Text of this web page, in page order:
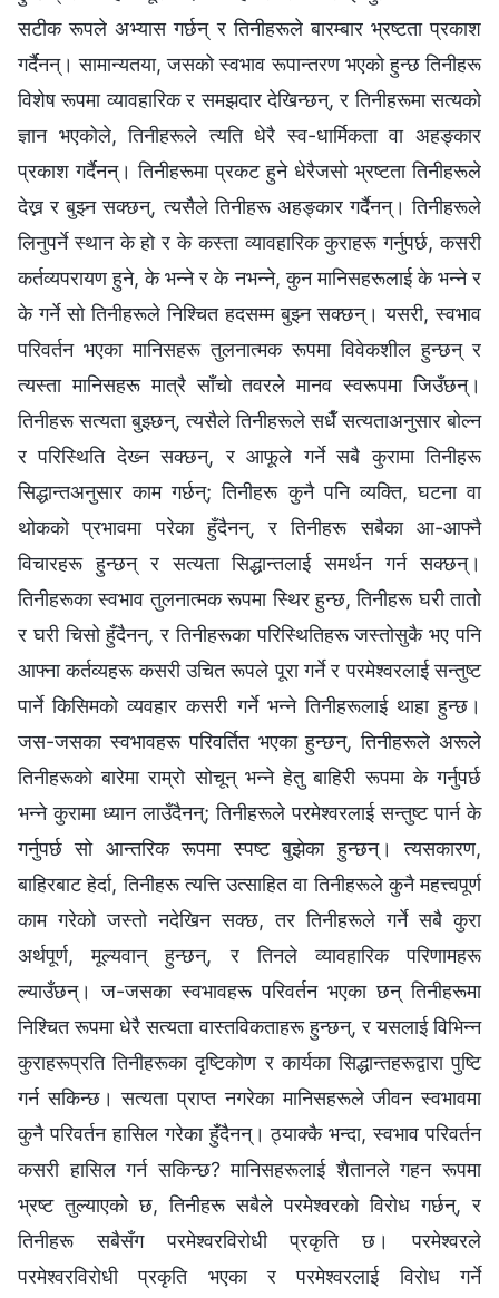
सटीक रूपले अभ्यास गर्छन् र तिनीहरूले बारम्बार भ्रष्टता प्रकाश
गर्दैनन्। सामान्यतया, जसको स्वभाव रूपान्तरण भएको हुन्छ तिनीहरू
विशेष रूपमा व्यावहारिक र समझदार देखिन्छन्, र तिनीहरूमा सत्यको
ज्ञान भएकोले, तिनीहरूले त्यति धेरै स्व-धार्मिकता वा अहङ्कार
प्रकाश गर्दैनन्। तिनीहरूमा प्रकट हुने धेरैजसो भ्रष्टता तिनीहरूले
देख्न र बुझ्न सक्छन्, त्यसैले तिनीहरू अहङ्कार गर्दैनन्। तिनीहरूले
लिनुपर्ने स्थान के हो र के कस्ता व्यावहारिक कुराहरू गर्नुपर्छ, कसरी
कर्तव्यपरायण हुने, के भन्‍ने र के नभन्‍ने, कुन मानिसहरूलाई के भन्‍ने र
के गर्ने सो तिनीहरूले निश्‍चित हदसम्म बुझ्न सक्छन्। यसरी, स्वभाव
परिवर्तन भएका मानिसहरू तुलनात्मक रूपमा विवेकशील हुन्छन् र
त्यस्ता मानिसहरू मात्रै साँचो तवरले मानव स्वरूपमा जिउँछन्।
तिनीहरू सत्यता बुझ्छन्, त्यसैले तिनीहरूले सधैँ सत्यताअनुसार बोल्न
र परिस्थिति देख्‍न सक्छन्, र आफूले गर्ने सबै कुरामा तिनीहरू
सिद्धान्तअनुसार काम गर्छन्; तिनीहरू कुनै पनि व्यक्ति, घटना वा
थोकको प्रभावमा परेका हुँदैनन्, र तिनीहरू सबैका आ-आफ्नै
विचारहरू हुन्छन् र सत्यता सिद्धान्तलाई समर्थन गर्न सक्छन्।
तिनीहरूका स्वभाव तुलनात्मक रूपमा स्थिर हुन्छ, तिनीहरू घरी तातो
र घरी चिसो हुँदैनन्, र तिनीहरूका परिस्थितिहरू जस्तोसुकै भए पनि
आफ्ना कर्तव्यहरू कसरी उचित रूपले पूरा गर्ने र परमेश्‍वरलाई सन्तुष्ट
पार्ने किसिमको व्यवहार कसरी गर्ने भन्‍ने तिनीहरूलाई थाहा हुन्छ।
जस-जसका स्वभावहरू परिवर्तित भएका हुन्छन्, तिनीहरूले अरूले
तिनीहरूको बारेमा राम्रो सोचून् भन्‍ने हेतु बाहिरी रूपमा के गर्नुपर्छ
भन्‍ने कुरामा ध्यान लाउँदैनन्; तिनीहरूले परमेश्‍वरलाई सन्तुष्ट पार्न के
गर्नुपर्छ सो आन्तरिक रूपमा स्पष्ट बुझेका हुन्छन्। त्यसकारण,
बाहिरबाट हेर्दा, तिनीहरू त्यत्ति उत्साहित वा तिनीहरूले कुनै महत्त्वपूर्ण
काम गरेको जस्तो नदेखिन सक्छ, तर तिनीहरूले गर्ने सबै कुरा
अर्थपूर्ण, मूल्यवान् हुन्छन्, र तिनले व्यावहारिक परिणामहरू
ल्याउँछन्। ज-जसका स्वभावहरू परिवर्तन भएका छन् तिनीहरूमा
निश्‍चित रूपमा धेरै सत्यता वास्तविकताहरू हुन्छन्, र यसलाई विभिन्‍न
कुराहरूप्रति तिनीहरूका दृष्टिकोण र कार्यका सिद्धान्तहरूद्वारा पुष्टि
गर्न सकिन्छ। सत्यता प्राप्त नगरेका मानिसहरूले जीवन स्वभावमा
कुनै परिवर्तन हासिल गरेका हुँदैनन्। ठ्याक्‍कै भन्दा, स्वभाव परिवर्तन
कसरी हासिल गर्न सकिन्छ? मानिसहरूलाई शैतानले गहन रूपमा
भ्रष्ट तुल्याएको छ, तिनीहरू सबैले परमेश्‍वरको विरोध गर्छन्, र
तिनीहरू सबैसँग परमेश्‍वरविरोधी प्रकृति छ। परमेश्‍वरले
परमेश्‍वरविरोधी प्रकृति भएका र परमेश्‍वरलाई विरोध गर्ने